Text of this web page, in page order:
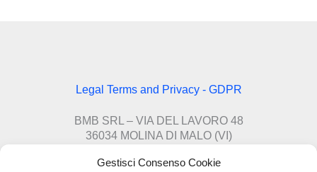
Gestisci Consenso Cookie
Legal Terms and Privacy - GDPR
BMB SRL – VIA DEL LAVORO 48
36034 MOLINA DI MALO (VI)
FAX+39 0445.639274